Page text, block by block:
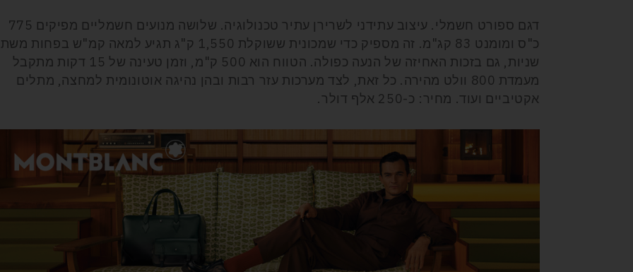
דגם ספורט חשמלי. עיצוב עתידני לשרירן עתיר טכנולוגיה. שלושה מנועים חשמליים מפיקים 775
כ"ס ומומנט 83 קג"מ. זה מספיק כדי שמכונית ששוקלת 1,550 ק"ג תגיע למאה קמ"ש בפחות
שניות, גם בזכות האחיזה של הנעה כפולה. הטווח הוא 500 ק"מ, וזמן טעינה של 15 דקות מתקבל
מעמדת 800 וולט מהירה. כל זאת, לצד מערכות עזר רבות ובהן נהיגה אוטונומית למחצה, מתלים
אקטיביים ועוד. מחיר: כ-250 אלף דולר.